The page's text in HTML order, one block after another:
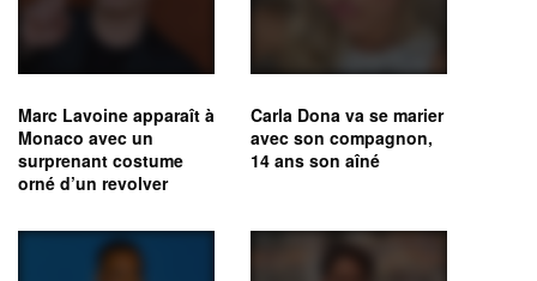
Marc Lavoine apparaît à
Monaco avec un
surprenant costume
orné d’un revolver
Carla Dona va se marier
avec son compagnon,
14 ans son aîné